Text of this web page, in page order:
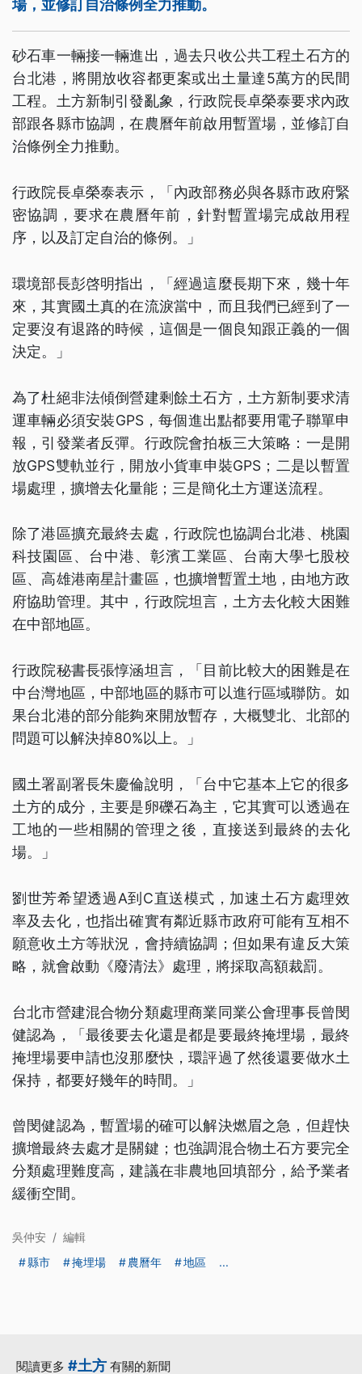
場，並修訂自治條例全力推動。
砂石車一輛接一輛進出，過去只收公共工程土石方的
台北港，將開放收容都更案或出土量達5萬方的民間
工程。土方新制引發亂象，行政院長卓榮泰要求內政
部跟各縣市協調，在農曆年前啟用暫置場，並修訂自
治條例全力推動。
行政院長卓榮泰表示，「內政部務必與各縣市政府緊
密協調，要求在農曆年前，針對暫置場完成啟用程
序，以及訂定自治的條例。」
環境部長彭啓明指出，「經過這麼長期下來，幾十年
來，其實國土真的在流淚當中，而且我們已經到了一
定要沒有退路的時候，這個是一個良知跟正義的一個
決定。」
為了杜絕非法傾倒營建剩餘土石方，土方新制要求清
運車輛必須安裝GPS，每個進出點都要用電子聯單申
報，引發業者反彈。行政院會拍板三大策略：一是開
放GPS雙軌並行，開放小貨車申裝GPS；二是以暫置
場處理，擴增去化量能；三是簡化土方運送流程。
除了港區擴充最終去處，行政院也協調台北港、桃園
科技園區、台中港、彰濱工業區、台南大學七股校
區、高雄港南星計畫區，也擴增暫置土地，由地方政
府協助管理。其中，行政院坦言，土方去化較大困難
在中部地區。
行政院秘書長張惇涵坦言，「目前比較大的困難是在
中台灣地區，中部地區的縣市可以進行區域聯防。如
果台北港的部分能夠來開放暫存，大概雙北、北部的
問題可以解決掉80%以上。」
國土署副署長朱慶倫說明，「台中它基本上它的很多
土方的成分，主要是卵礫石為主，它其實可以透過在
工地的一些相關的管理之後，直接送到最終的去化
場。」
劉世芳希望透過A到C直送模式，加速土石方處理效
率及去化，也指出確實有鄰近縣市政府可能有互相不
願意收土方等狀況，會持續協調；但如果有違反大策
略，就會啟動《廢清法》處理，將採取高額裁罰。
台北市營建混合物分類處理商業同業公會理事長曾閔
健認為，「最後要去化還是都是要最終掩埋場，最終
掩埋場要申請也沒那麼快，環評過了然後還要做水土
保持，都要好幾年的時間。」
曾閔健認為，暫置場的確可以解決燃眉之急，但趕快
擴增最終去處才是關鍵；也強調混合物土石方要完全
分類處理難度高，建議在非農地回填部分，給予業者
緩衝空間。
吳仲安 / 編輯
縣市
掩埋場 農曆年 地區 ...
閱讀更多 #土方 有關的新聞